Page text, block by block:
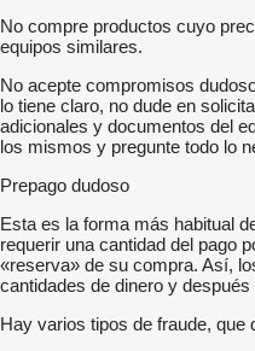
No compre productos cuyo
equipos similares.
No acepte compromisos
lo tiene claro, no dude en
adicionales y documentos del
los mismos y pregunte todo lo
Prepago dudoso
Esta es la forma más habitual
requerir una cantidad del pago
«reserva» de su compra. Así,
cantidades de dinero y
Hay varios tipos de fraude, que